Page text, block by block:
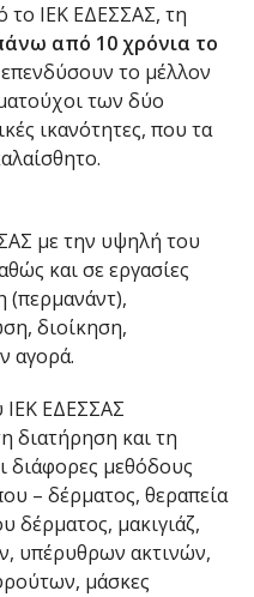
το ΙΕΚ ΕΔΕΣΣΑΣ, τη
από 10 χρόνια το
το μέλλον
των δύο
ικανότητες, που τα
με την υψηλή του
και σε εργασίες
διοίκηση,
αγορά.
ΕΔΕΣΣΑΣ
διατήρηση και τη
διάφορες μεθόδους
– δέρματος, θεραπεία
μακιγιάζ,
υπέρυθρων ακτινών,
μάσκες